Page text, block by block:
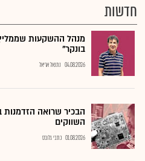
חדשות
מנהל ההשקעות
בונקר"
04.08.2026 נתנאל אריאל
הבכיר שרואה
השווקים
01.08.2026 כתבי גלובס